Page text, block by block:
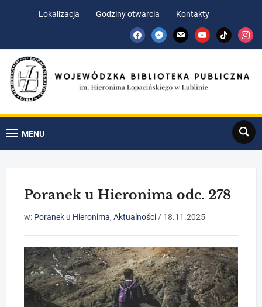
Lokalizacja Godziny otwarcia
Kontakty
facebookmessenger
mail youtubetiktok
MENU
Search
Poranek u Hieronima odc. 278
w: Poranek u Hieronima,Aktualności / 18.11.2025